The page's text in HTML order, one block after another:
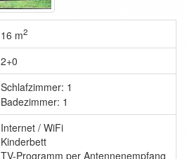
16 m2
2+0
Schlafzimmer: 1
Badezimmer: 1
Internet / WiFi
Kinderbett
TV-Programm per Antennenempfang